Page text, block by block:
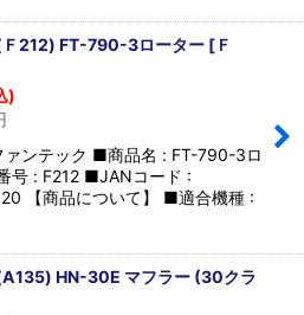
Ｆ212) FT-790-3ローター [ Ｆ
)
ンテック ■商品名 : FT-790-3ロ
号 : F212 ■JANコード :
【商品について】 ■適合機種 :
HN-30E マフラー (30クラ